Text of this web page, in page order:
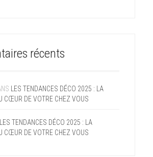
récents
LES TENDANCES DÉCO 2025 : LA
CŒUR DE VOTRE CHEZ VOUS
LES TENDANCES DÉCO 2025 : LA
CŒUR DE VOTRE CHEZ VOUS